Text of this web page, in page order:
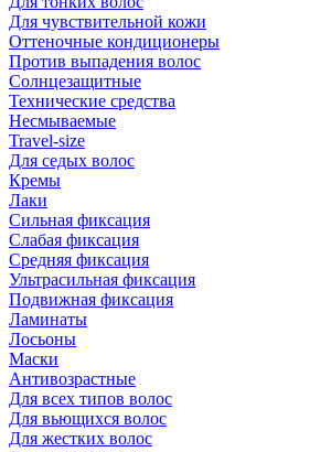
Для чувствительной кожи
Оттеночные кондиционеры
Против выпадения волос
Солнцезащитные
Технические средства
Несмываемые
Travel-size
Для седых волос
Кремы
Лаки
Сильная фиксация
Слабая фиксация
Средняя фиксация
Ультрасильная фиксация
Подвижная фиксация
Ламинаты
Лосьоны
Маски
Антивозрастные
Для всех типов волос
Для вьющихся волос
Для жестких волос